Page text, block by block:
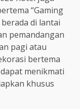
“Gaming
di lantai
pemandangan
pagi atau
bertema
menikmati
khusus